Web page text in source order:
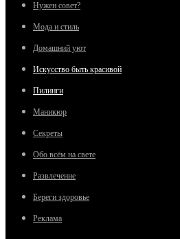
Нужен совет?
Мода и стиль
Домашний уют
Искусство быть красивой
Пилинги
Маникюр
Секреты
Обо всём на свете
Развлечение
Береги здоровье
Реклама